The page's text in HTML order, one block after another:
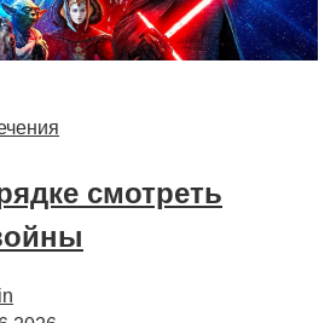
смотреть